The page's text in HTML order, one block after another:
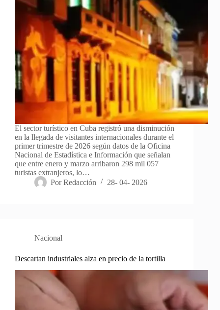
El sector turístico en Cuba registró una disminución
en la llegada de visitantes internacionales durante el
primer trimestre de 2026 según datos de la Oficina
Nacional de Estadística e Información que señalan
que entre enero y marzo arribaron 298 mil 057
turistas extranjeros, lo…
Por Redacción 28- 04- 2026
Nacional
Descartan industriales alza en precio de la tortilla